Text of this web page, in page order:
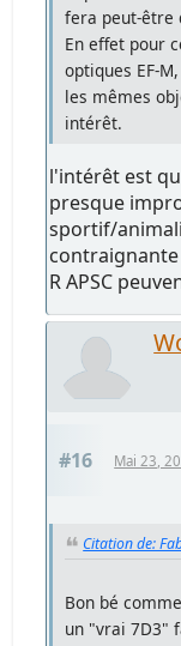
fera peut-
En effet pour
optiques EF-
les mêmes
intérêt.
l'intérêt est
presque
sportif/
R APSC
#16 Mai 23,
Citation de:
Bon bé
un "vrai 7D3"